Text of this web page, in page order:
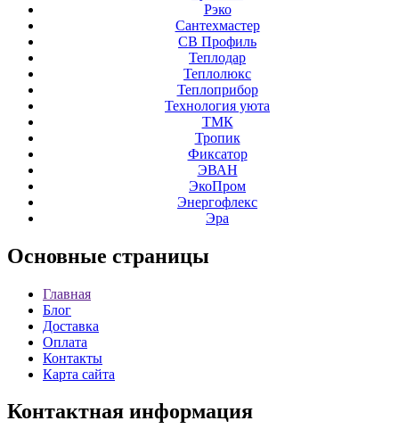
Рэко
Сантехмастер
СВ Профиль
Теплодар
Теплолюкс
Теплоприбор
Технология уюта
ТМК
Тропик
Фиксатор
ЭВАН
ЭкоПром
Энергофлекс
Эра
Основные страницы
Главная
Блог
Доставка
Оплата
Контакты
Карта сайта
Контактная информация